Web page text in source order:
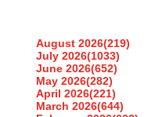
August 2026(219)
July 2026(1033)
June 2026(652)
May 2026(282)
April 2026(221)
March 2026(644)